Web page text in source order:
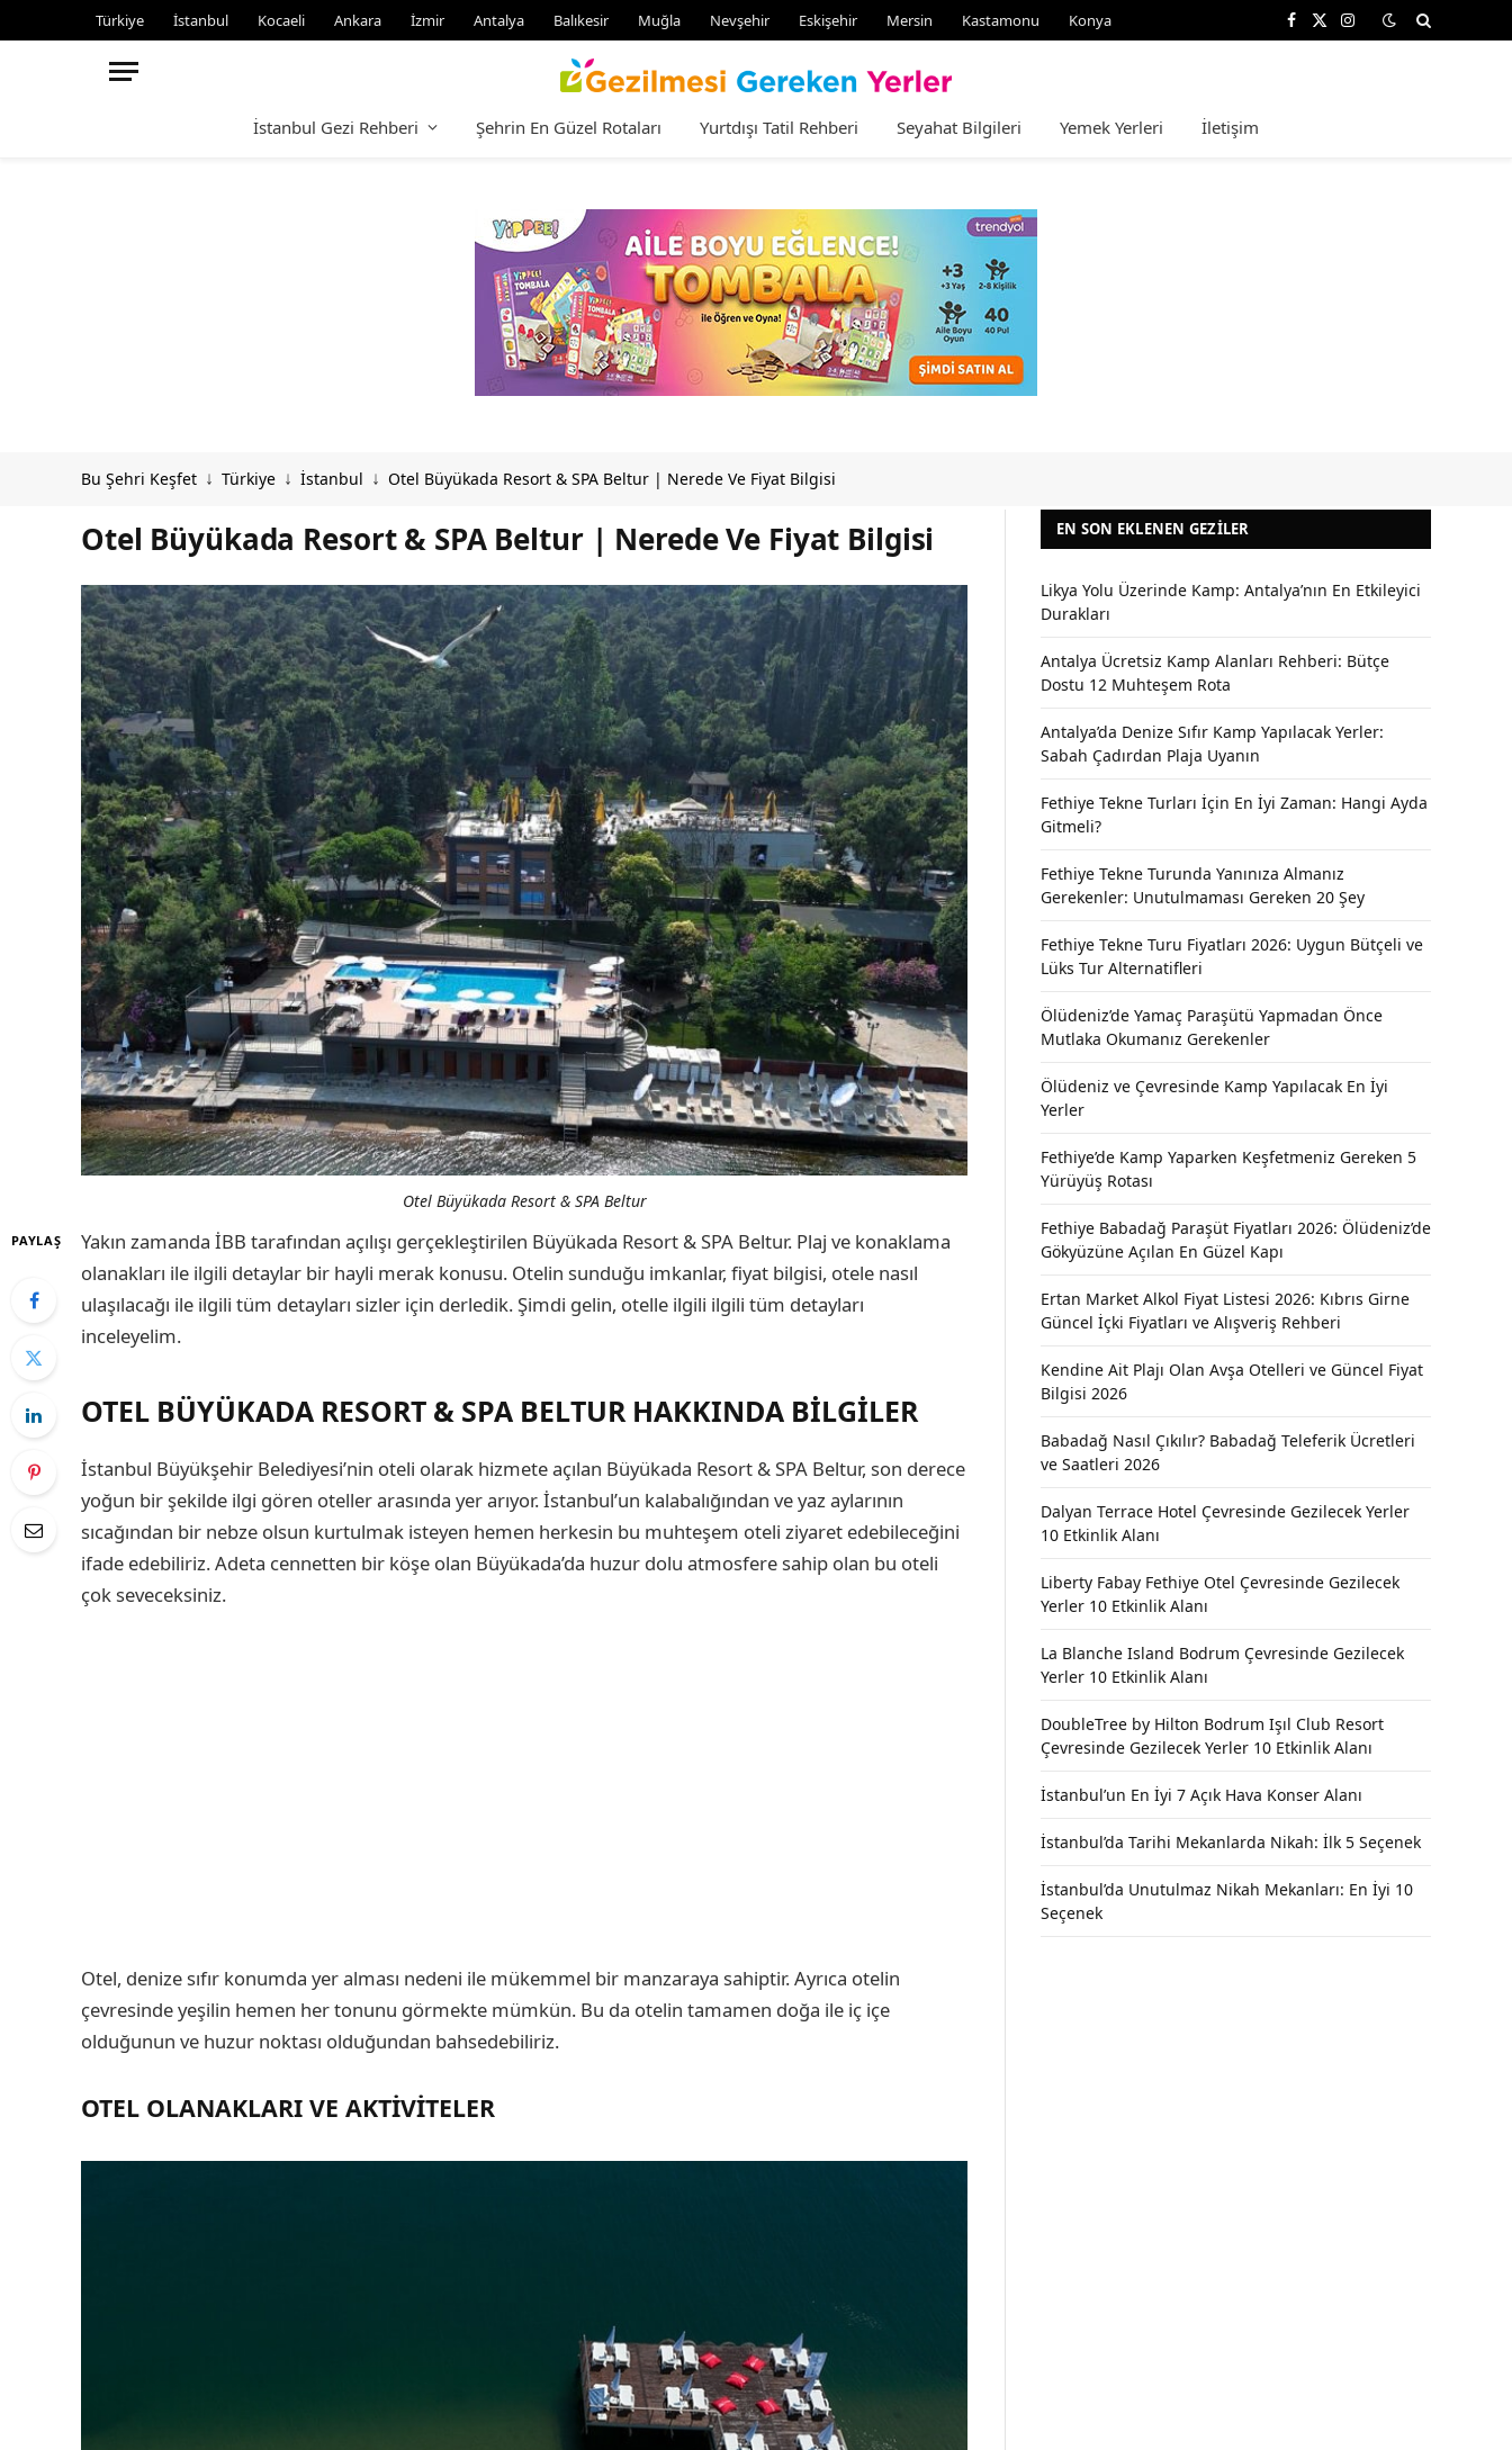
Türkiye İstanbul Kocaeli Ankara İzmir Antalya Balıkesir Muğla Nevşehir Eskişehir Mersin Kastamonu Konya Facebook
X
Instagram
İstanbul Gezi Rehberi Şehrin En Güzel Rotaları Yurtdışı Tatil Rehberi Seyahat Bilgileri Yemek Yerleri İletişim
Bu Şehri Keşfet ↓ Türkiye ↓ İstanbul ↓ Otel Büyükada Resort & SPA Beltur | Nerede Ve Fiyat Bilgisi
Otel Büyükada Resort & SPA Beltur | Nerede Ve Fiyat Bilgisi
Otel Büyükada Resort & SPA Beltur
PAYLAŞ
Yakın zamanda İBB tarafından açılışı gerçekleştirilen Büyükada Resort & SPA Beltur. Plaj ve konaklama
olanakları ile ilgili detaylar bir hayli merak konusu. Otelin sunduğu imkanlar, fiyat bilgisi, otele nasıl
ulaşılacağı ile ilgili tüm detayları sizler için derledik. Şimdi gelin, otelle ilgili ilgili tüm detayları
inceleyelim.
OTEL BÜYÜKADA RESORT & SPA BELTUR HAKKINDA BILGILER
İstanbul Büyükşehir Belediyesi’nin oteli olarak hizmete açılan Büyükada Resort & SPA Beltur, son derece
yoğun bir şekilde ilgi gören oteller arasında yer arıyor. İstanbul’un kalabalığından ve yaz aylarının
sıcağından bir nebze olsun kurtulmak isteyen hemen herkesin bu muhteşem oteli ziyaret edebileceğini
ifade edebiliriz. Adeta cennetten bir köşe olan Büyükada’da huzur dolu atmosfere sahip olan bu oteli
çok seveceksiniz.
Otel, denize sıfır konumda yer alması nedeni ile mükemmel bir manzaraya sahiptir. Ayrıca otelin
çevresinde yeşilin hemen her tonunu görmekte mümkün. Bu da otelin tamamen doğa ile iç içe
olduğunun ve huzur noktası olduğundan bahsedebiliriz.
OTEL OLANAKLARI VE AKTIVITELER
EN SON EKLENEN GEZILER
Likya Yolu Üzerinde Kamp: Antalya’nın En Etkileyici
Durakları
Antalya Ücretsiz Kamp Alanları Rehberi: Bütçe
Dostu 12 Muhteşem Rota
Antalya’da Denize Sıfır Kamp Yapılacak Yerler:
Sabah Çadırdan Plaja Uyanın
Fethiye Tekne Turları İçin En İyi Zaman: Hangi Ayda
Gitmeli?
Fethiye Tekne Turunda Yanınıza Almanız
Gerekenler: Unutulmaması Gereken 20 Şey
Fethiye Tekne Turu Fiyatları 2026: Uygun Bütçeli ve
Lüks Tur Alternatifleri
Ölüdeniz’de Yamaç Paraşütü Yapmadan Önce
Mutlaka Okumanız Gerekenler
Ölüdeniz ve Çevresinde Kamp Yapılacak En İyi
Yerler
Fethiye’de Kamp Yaparken Keşfetmeniz Gereken 5
Yürüyüş Rotası
Fethiye Babadağ Paraşüt Fiyatları 2026: Ölüdeniz’de
Gökyüzüne Açılan En Güzel Kapı
Ertan Market Alkol Fiyat Listesi 2026: Kıbrıs Girne
Güncel İçki Fiyatları ve Alışveriş Rehberi
Kendine Ait Plajı Olan Avşa Otelleri ve Güncel Fiyat
Bilgisi 2026
Babadağ Nasıl Çıkılır? Babadağ Teleferik Ücretleri
ve Saatleri 2026
Dalyan Terrace Hotel Çevresinde Gezilecek Yerler
10 Etkinlik Alanı
Liberty Fabay Fethiye Otel Çevresinde Gezilecek
Yerler 10 Etkinlik Alanı
La Blanche Island Bodrum Çevresinde Gezilecek
Yerler 10 Etkinlik Alanı
DoubleTree by Hilton Bodrum Işıl Club Resort
Çevresinde Gezilecek Yerler 10 Etkinlik Alanı
İstanbul’un En İyi 7 Açık Hava Konser Alanı
İstanbul’da Tarihi Mekanlarda Nikah: İlk 5 Seçenek
İstanbul’da Unutulmaz Nikah Mekanları: En İyi 10
Seçenek